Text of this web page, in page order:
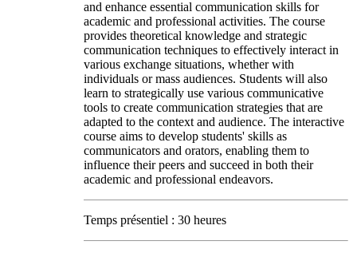
and enhance essential communication skills for
academic and professional activities. The course
provides theoretical knowledge and strategic
communication techniques to effectively interact in
various exchange situations, whether with
individuals or mass audiences. Students will also
learn to strategically use various communicative
tools to create communication strategies that are
adapted to the context and audience. The interactive
course aims to develop students' skills as
communicators and orators, enabling them to
influence their peers and succeed in both their
academic and professional endeavors.
Temps présentiel : 30 heures